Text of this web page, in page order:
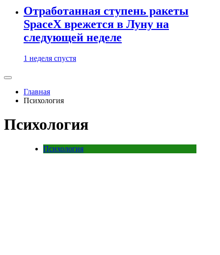
Отработанная ступень ракеты
SpaceX врежется в Луну на
следующей неделе
1 неделя спустя
Главная
Психология
Психология
Психология